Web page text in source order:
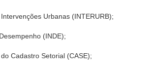
Urbanas (INTERURB);
(INDE);
Cadastro Setorial (CASE);